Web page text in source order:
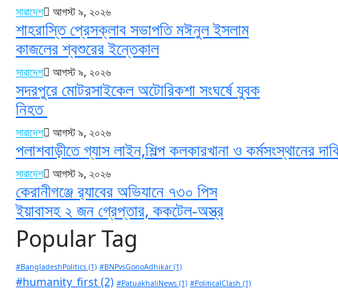
সারাদেশ আগস্ট ৯, ২০২৬
শাহরাস্তি প্রেসক্লাব সভাপতি মঈনুল ইসলাম
কাজলের শ্বশুরের ইন্তেকাল
সারাদেশ আগস্ট ৯, ২০২৬
সদরপুরে মোটরসাইকেল অটোরিকশা সংঘর্ষে যুবক
নিহত
সারাদেশ আগস্ট ৯, ২০২৬
পলাশবাড়ীতে গ্যাস লাইন,শিল্প কলকারখানা ও কর্মসংস্থানের
সারাদেশ আগস্ট ৯, ২০২৬
কেরানীগঞ্জে র‍্যাবের অভিযানে ৭৩০ পিস
ইয়াবাসহ ২ জন গ্রেপ্তার, ককটেল-অস্ত্র
Popular Tag
#BangladeshPolitics (1) #BNPvsGonoAdhikar(1)
#humanity_first(2) #PatuakhaliNews (1) #PoliticalClash (1)